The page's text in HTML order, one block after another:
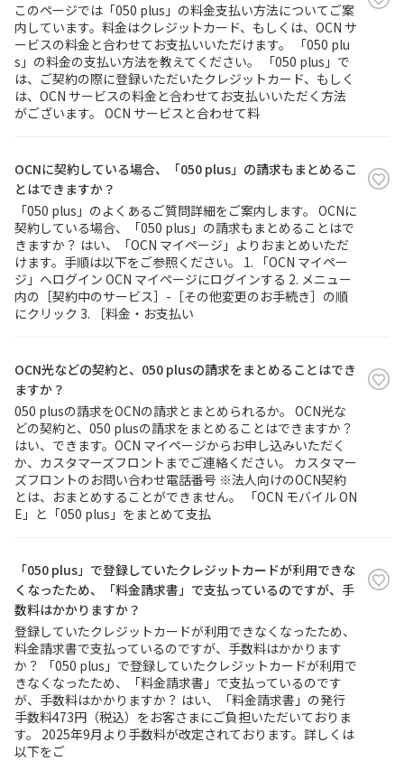
このページでは「050 plus」の料金支払い方法についてご案
内しています。料金はクレジットカード、もしくは、OCN サ
ービスの料金と合わせてお支払いいただけます。 「050 plu
s」の料金の支払い方法を教えてください。 「050 plus」で
は、ご契約の際に登録いただいたクレジットカード、もしく
は、OCN サービスの料金と合わせてお支払いいただく方法
がございます。 OCN サービスと合わせて料
OCNに契約している場合、「050 plus」の請求もまとめるこ
とはできますか？
「050 plus」のよくあるご質問詳細をご案内します。 OCNに
契約している場合、「050 plus」の請求もまとめることはで
きますか？ はい、「OCN マイページ」よりおまとめいただ
けます。手順は以下をご参照ください。 1. 「OCN マイペー
ジ」へログイン OCN マイページにログインする 2. メニュー
内の［契約中のサービス］-［その他変更のお手続き］の順
にクリック 3. ［料金・お支払い
OCN光などの契約と、050 plusの請求をまとめることはでき
ますか？
050 plusの請求をOCNの請求とまとめられるか。 OCN光な
どの契約と、050 plusの請求をまとめることはできますか？
はい、できます。OCN マイページからお申し込みいただく
か、カスタマーズフロントまでご連絡ください。 カスタマー
ズフロントのお問い合わせ電話番号 ※法人向けのOCN契約
とは、おまとめすることができません。 「OCN モバイル ON
E」と「050 plus」をまとめて支払
「050 plus」で登録していたクレジットカードが利用できな
くなったため、「料金請求書」で支払っているのですが、手
数料はかかりますか？
登録していたクレジットカードが利用できなくなったため、
料金請求書で支払っているのですが、手数料はかかります
か？ 「050 plus」で登録していたクレジットカードが利用で
きなくなったため、「料金請求書」で支払っているのです
が、手数料はかかりますか？ はい、「料金請求書」の発行
手数料473円（税込）をお客さまにご負担いただいておりま
す。 2025年9月より手数料が改定されております。詳しくは
以下をご